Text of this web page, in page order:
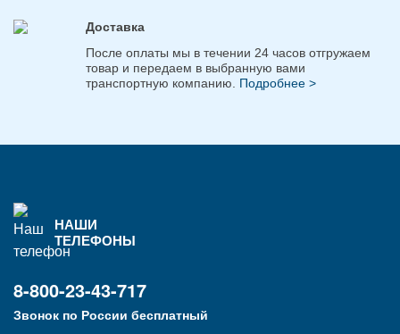
Доставка
После оплаты мы в течении 24 часов отгружаем
товар и передаем в выбранную вами
транспортную компанию. Подробнее >
НАШИ
ТЕЛЕФОНЫ
8-800-23-43-717
Звонок по России бесплатный